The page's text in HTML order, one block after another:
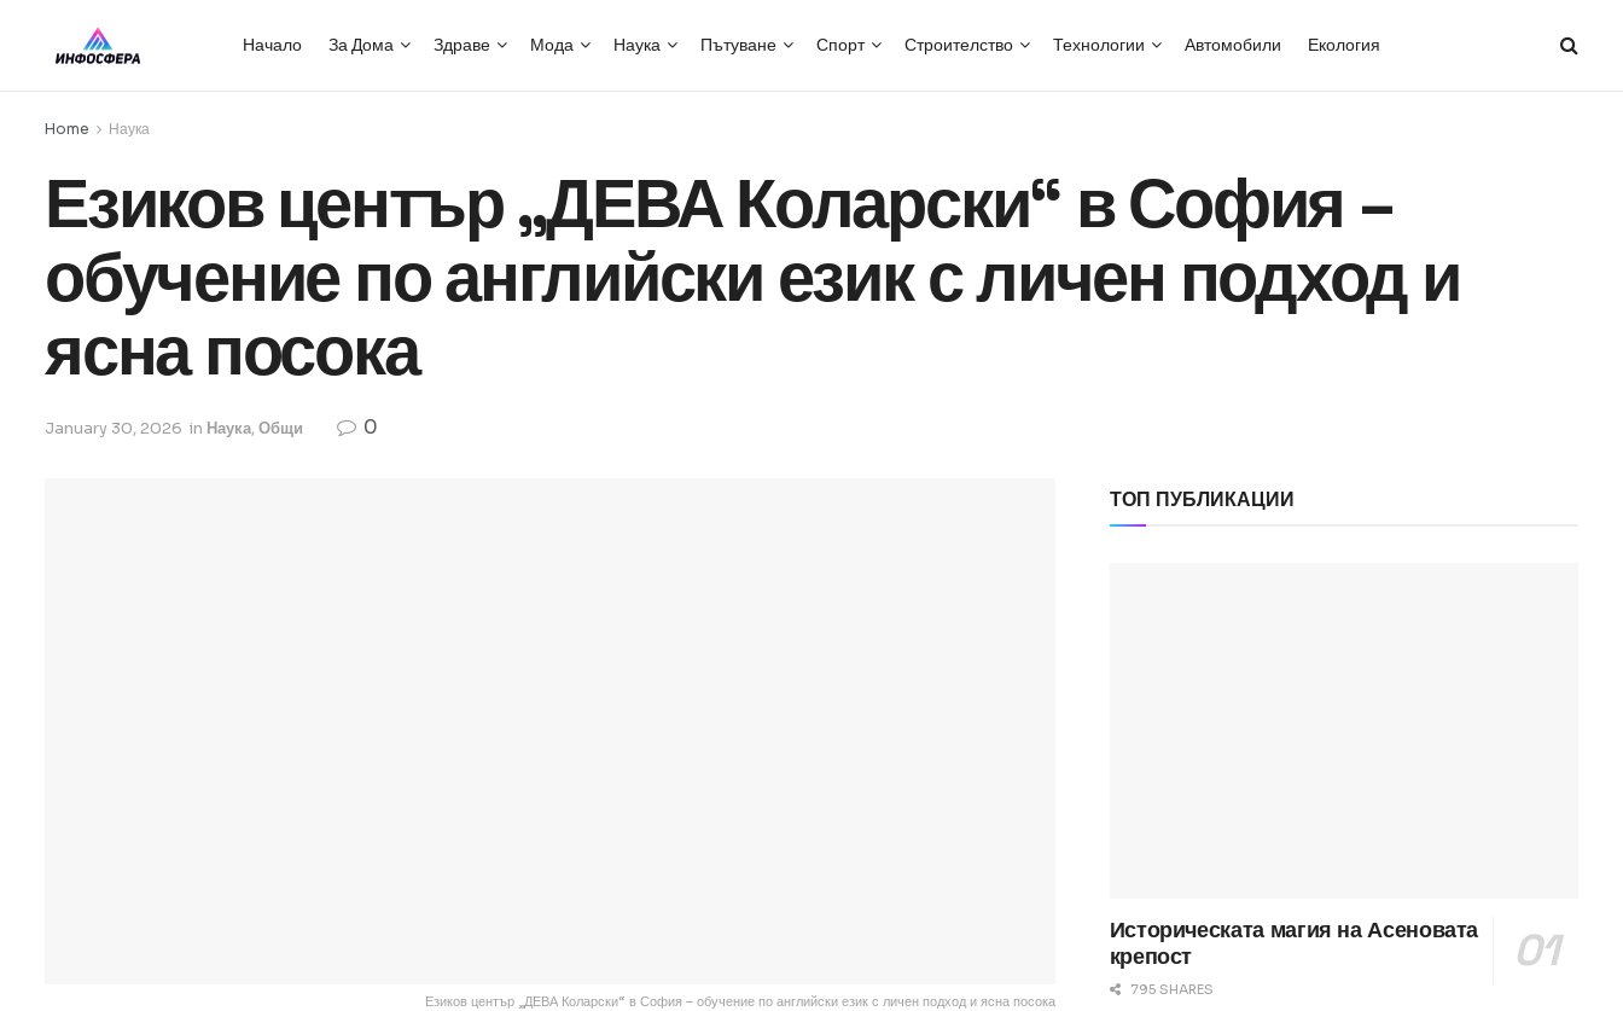
Начало За Дома Здраве Мода Наука Пътуване Спорт Строителство Технологии Автомобили Екология
Home Наука
Езиков център „ДЕВА Коларски“ в София –
обучение по английски език с личен подход и
ясна посока
January 30, 2026 in Наука,Общи 0
Езиков център „ДЕВА Коларски“ в София – обучение по английски език с личен подход и ясна посока
ТОП ПУБЛИКАЦИИ
Историческата магия на Асеновата
крепост
795 SHARES